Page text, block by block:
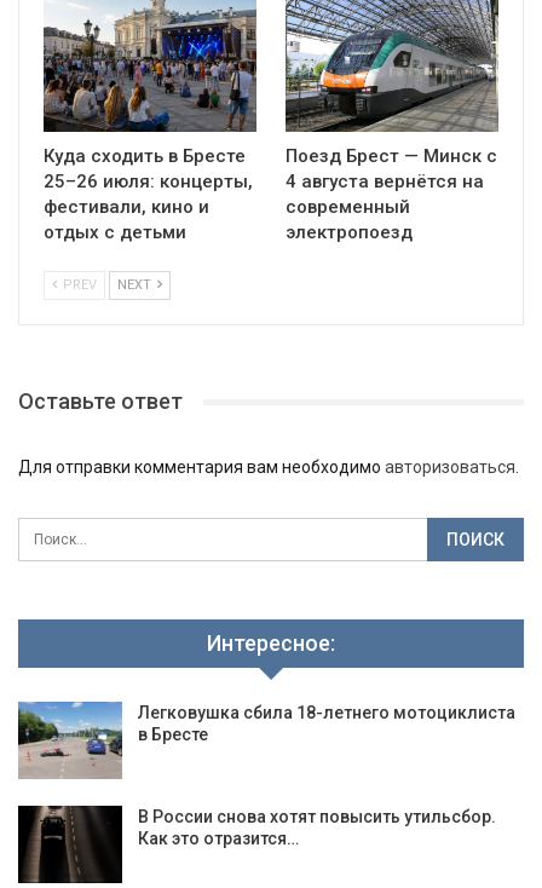
Куда сходить в Бресте
25–26 июля: концерты,
фестивали, кино и
отдых с детьми
Поезд Брест — Минск с
4 августа вернётся на
современный
электропоезд
PREV NEXT
Оставьте ответ
Для отправки комментария вам необходимо авторизоваться.
Интересное:
Легковушка сбила 18-летнего мотоциклиста
в Бресте
В России снова хотят повысить утильсбор.
Как это отразится…